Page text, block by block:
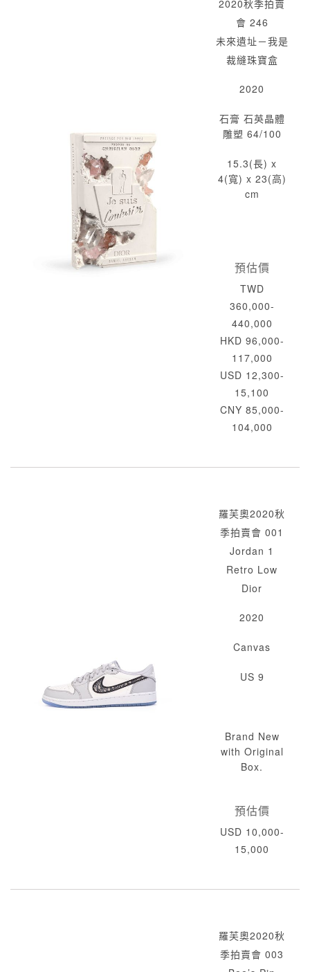
2020秋季拍賣
會 246
未來遺址－我是
裁縫珠寶盒
2020
石膏 石英晶體
雕塑 64/100
15.3(長) x
4(寬) x 23(高)
cm
預估價
TWD
360,000-
440,000
HKD 96,000-
117,000
USD 12,300-
15,100
CNY 85,000-
104,000
羅芙奧2020秋
季拍賣會 001
Jordan 1
Retro Low
Dior
2020
Canvas
US 9
Brand New
with Original
Box.
預估價
USD 10,000-
15,000
羅芙奧2020秋
季拍賣會 003